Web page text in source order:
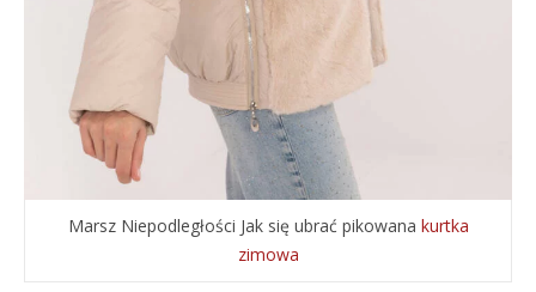
Marsz Niepodległości Jak się ubrać pikowana kurtka
zimowa